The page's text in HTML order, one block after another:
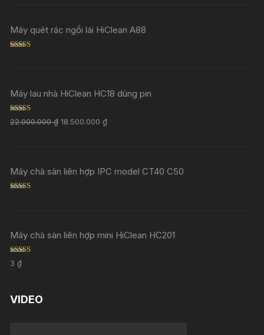
Máy quét rác ngồi lái HiClean A88
Máy lau nhà HiClean HC18 dùng pin
Rated5.00
out of 5
22.000.000₫ 18.500.000₫
Máy chà sàn liên hợp IPC model CT40 C50
Máy chà sàn liên hợp mini HiClean HC201
Rated
out of 5
3₫
VIDEO